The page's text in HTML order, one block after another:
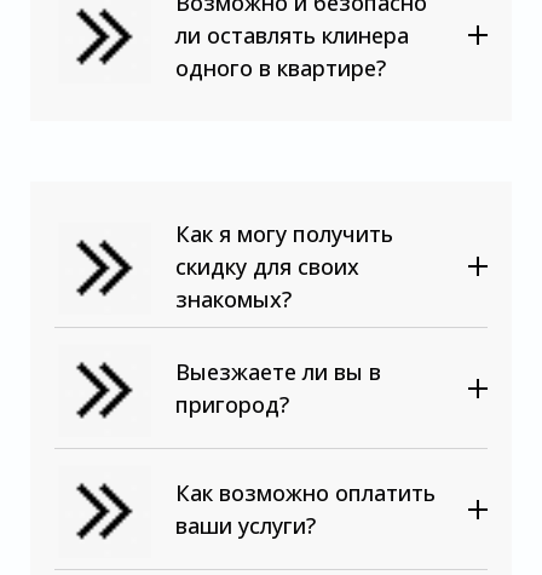
ли оставлять клинера
одного в квартире?
Как я могу получить
скидку для своих
знакомых?
Выезжаете ли вы в
пригород?
Как возможно оплатить
ваши услуги?